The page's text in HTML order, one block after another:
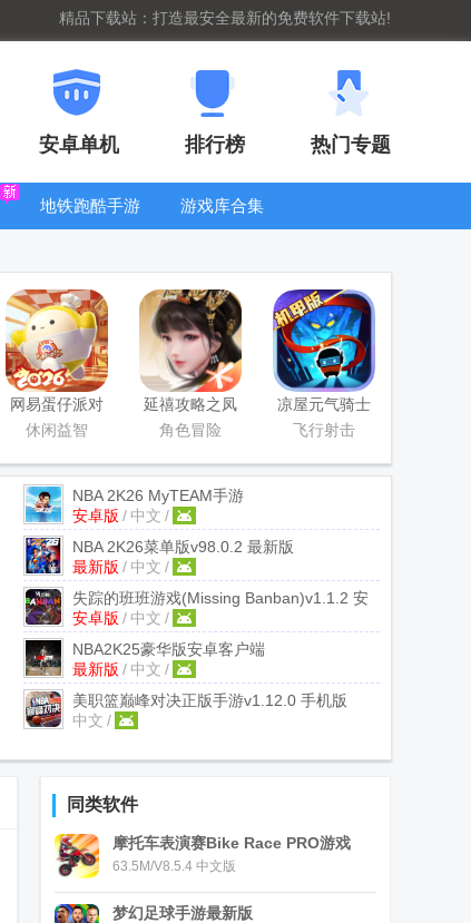
精品下载站：打造最安全最新的免费软件下载站!
安卓单机 排行榜 热门专题
地铁跑酷手游
游戏库合集
看器
网易蛋仔派对
工坊版游戏
休闲益智
延禧攻略之凤
凰于飞官方版
角色冒险
凉屋元气骑士
官方正版
飞行射击
NBA 2K26 MyTEAM手游
v404.01.509157209 安卓版
安卓版 / 中文 /
NBA 2K26菜单版v98.0.2 最新版
最新版 / 中文 /
失踪的班班游戏(Missing Banban)v1.1.2 安
卓版
安卓版 / 中文 /
NBA2K25豪华版安卓客户端
v307.02.488110200 最新版
最新版 / 中文 /
美职篮巅峰对决正版手游v1.12.0 手机版
中文 /
同类软件
摩托车表演赛Bike Race PRO游戏
63.5M/V8.5.4 中文版
梦幻足球手游最新版